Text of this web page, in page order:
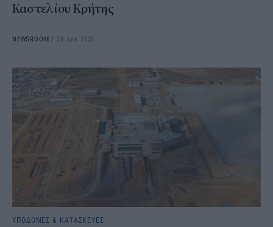
Καστελίου Κρήτης
NEWSROOM / 28 Δεκ 2025
ΥΠΟΔΟΜΕΣ & ΚΑΤΑΣΚΕΥΕΣ